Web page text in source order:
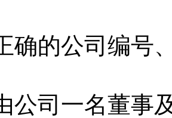
确的公司编号
公司一名董事